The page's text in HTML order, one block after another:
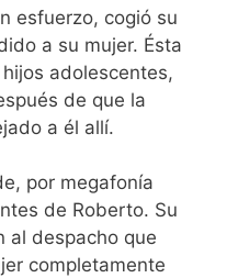
esfuerzo, cogió su
a su mujer. Ésta
adolescentes,
de que la
a él allí.
por megafonía
de Roberto. Su
al despacho que
completamente